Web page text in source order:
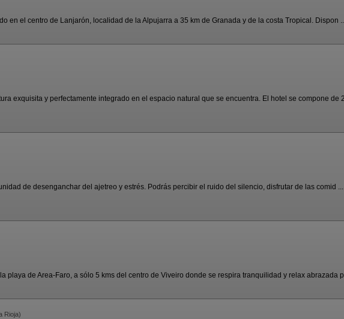
en el centro de Lanjarón, localidad de la Alpujarra a 35 km de Granada y de la costa Tropical. Dispon ...
exquisita y perfectamente integrado en el espacio natural que se encuentra. El hotel se compone de
de desenganchar del ajetreo y estrés. Podrás percibir el ruido del silencio, disfrutar de las comid ...
playa de Area-Faro, a sólo 5 kms del centro de Viveiro donde se respira tranquilidad y relax abrazada
Rioja)